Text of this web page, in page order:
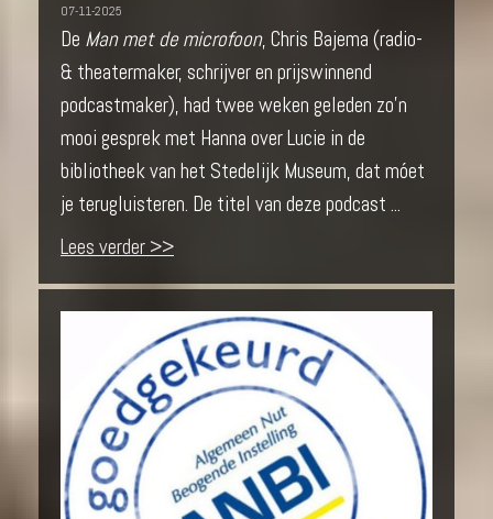
07-11-2025
De Man met de microfoon, Chris Bajema (radio-
& theatermaker, schrijver en prijswinnend
podcastmaker), had twee weken geleden zo’n
mooi gesprek met Hanna over Lucie in de
bibliotheek van het Stedelijk Museum, dat móet
je terugluisteren. De titel van deze podcast ...
Lees verder >>